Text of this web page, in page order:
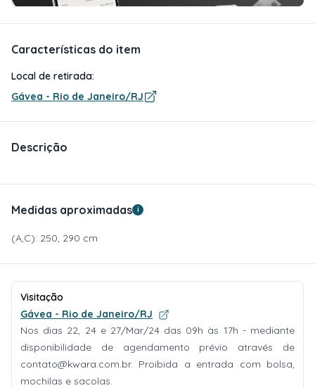
Características do item
Local de retirada:
Gávea - Rio de Janeiro/RJ
Descrição
Medidas aproximadas i
(A,C): 250, 290 cm
Visitação
Gávea - Rio de Janeiro/RJ
Nos dias 22, 24 e 27/Mar/24 das 09h às 17h - mediante
disponibilidade de agendamento prévio através de
contato@kwara.com.br. Proibida a entrada com bolsa,
mochilas e sacolas.